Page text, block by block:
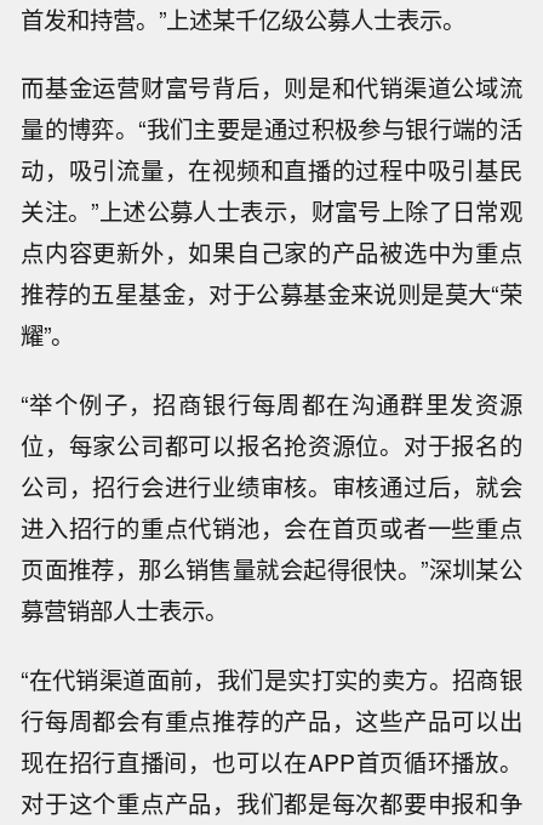
首发和持营。”上述某千亿级公募人士表示。
而基金运营财富号背后，则是和代销渠道公域流
量的博弈。“我们主要是通过积极参与银行端的活
动，吸引流量，在视频和直播的过程中吸引基民
关注。”上述公募人士表示，财富号上除了日常观
点内容更新外，如果自己家的产品被选中为重点
推荐的五星基金，对于公募基金来说则是莫大“荣
耀”。
“举个例子，招商银行每周都在沟通群里发资源
位，每家公司都可以报名抢资源位。对于报名的
公司，招行会进行业绩审核。审核通过后，就会
进入招行的重点代销池，会在首页或者一些重点
页面推荐，那么销售量就会起得很快。”深圳某公
募营销部人士表示。
“在代销渠道面前，我们是实打实的卖方。招商银
行每周都会有重点推荐的产品，这些产品可以出
现在招行直播间，也可以在APP首页循环播放。
对于这个重点产品，我们都是每次都要申报和争